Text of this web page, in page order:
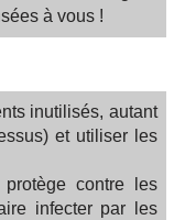
à vous !
inutilisés, autant
et utiliser les
contre les
infecter par les